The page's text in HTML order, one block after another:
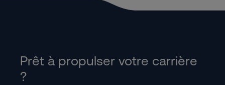
Prêt à propulser votre carrière
?